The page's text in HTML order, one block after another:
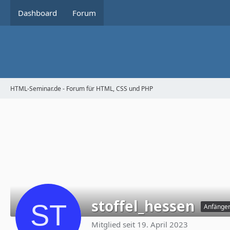
Dashboard Forum
HTML-Seminar.de - Forum für HTML, CSS und PHP
stoffel_hessen Anfänger
Mitglied seit 19. April 2023